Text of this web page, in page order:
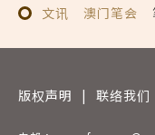
文讯
澳门笔会
版权声明 | 联络我们